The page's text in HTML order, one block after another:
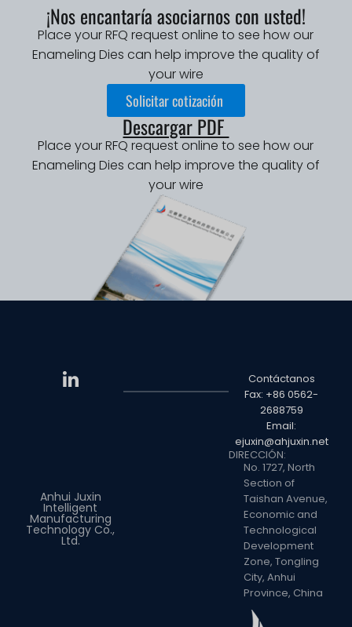
¡Nos encantaría asociarnos con usted!
Place your RFQ request online to see how our
Enameling Dies can help improve the quality of
your wire
Solicitar cotización
Descargar PDF
Place your RFQ request online to see how our
Enameling Dies can help improve the quality of
your wire
Contáctanos
Fax: +86 0562-
2688759
Email:
ejuxin@ahjuxin.net
DIRECCIÓN:
No. 1727, North
Section of
Taishan Avenue,
Economic and
Technological
Development
Zone, Tongling
City, Anhui
Province, China
Anhui Juxin
Intelligent
Manufacturing
Technology Co.,
Ltd.